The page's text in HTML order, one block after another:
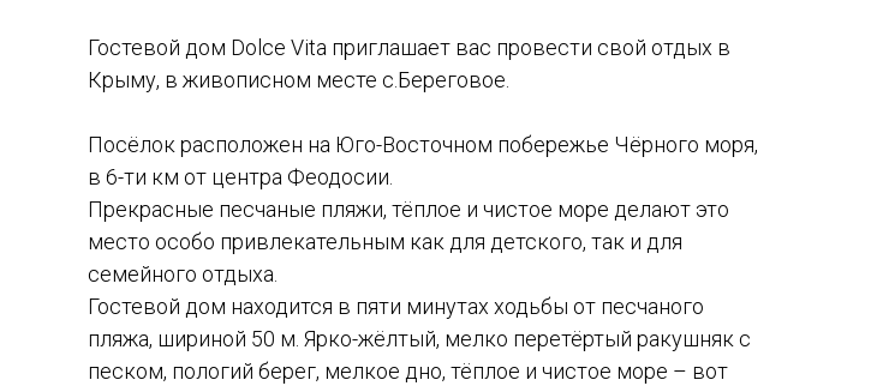
Гостевой дом Dolce Vita приглашает вас провести свой отдых в
Крыму, в живописном месте с.Береговое.
Посёлок расположен на Юго-Восточном побережье Чёрного моря,
в 6-ти км от центра Феодосии.
Прекрасные песчаные пляжи, тёплое и чистое море делают это
место особо привлекательным как для детского, так и для
семейного отдыха.
Гостевой дом находится в пяти минутах ходьбы от песчаного
пляжа, шириной 50 м. Ярко-жёлтый, мелко перетёртый ракушняк с
песком, пологий берег, мелкое дно, тёплое и чистое море – вот